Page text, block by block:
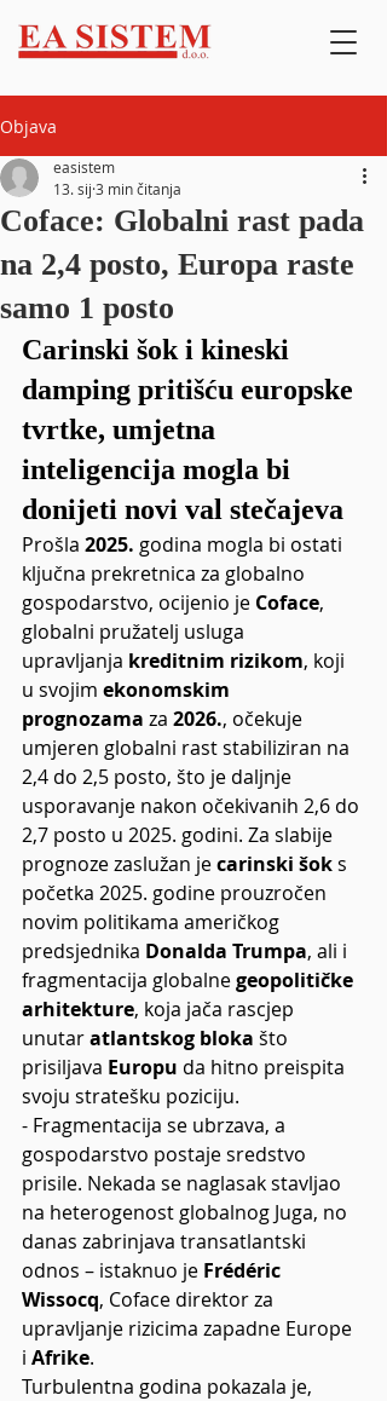
Objava
Coface: Globalni rast pada
na 2,4 posto, Europa raste
samo 1 posto
easistem
13. sij 3 min čitanja
Carinski šok i kineski
damping pritišću europske
tvrtke, umjetna
inteligencija mogla bi
donijeti novi val stečajeva
Prošla 2025. godina mogla bi ostati
ključna prekretnica za globalno
gospodarstvo, ocijenio je Coface,
globalni pružatelj usluga
upravljanja kreditnim rizikom, koji
u svojim ekonomskim
prognozama za 2026., očekuje
umjeren globalni rast stabiliziran na
2,4 do 2,5 posto, što je daljnje
usporavanje nakon očekivanih 2,6 do
2,7 posto u 2025. godini. Za slabije
prognoze zaslužan je carinski šok s
početka 2025. godine prouzročen
novim politikama američkog
predsjednika Donalda Trumpa, ali i
fragmentacija globalne geopolitičke
arhitekture, koja jača rascjep
unutar atlantskog bloka što
prisiljava Europu da hitno preispita
svoju stratešku poziciju.
- Fragmentacija se ubrzava, a
gospodarstvo postaje sredstvo
prisile. Nekada se naglasak stavljao
na heterogenost globalnog Juga, no
danas zabrinjava transatlantski
odnos – istaknuo je Frédéric
Wissocq, Coface direktor za
upravljanje rizicima zapadne Europe
i Afrike.
Turbulentna godina pokazala je,